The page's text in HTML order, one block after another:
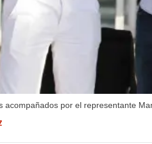
acompañados por el representante